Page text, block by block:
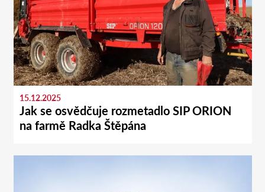
15.12.2025
Jak se osvědčuje rozmetadlo SIP ORION
na farmě Radka Štěpána